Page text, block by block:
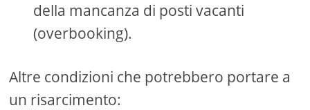
della mancanza di posti vacanti
(overbooking).
Altre condizioni che potrebbero portare a
un risarcimento: